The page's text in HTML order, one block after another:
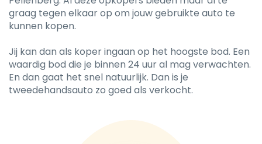
graag tegen elkaar op om jouw gebruikte auto te
kunnen kopen.
Jij kan dan als koper ingaan op het hoogste bod. Een
waardig bod die je binnen 24 uur al mag verwachten.
En dan gaat het snel natuurlijk. Dan is je
tweedehandsauto zo goed als verkocht.